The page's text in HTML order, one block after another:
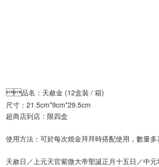
品名：天赦金 (12盒裝 / 箱)
尺寸：21.5cm*9cm*29.5cm
超商店到店：限四盒
使用方法：可於每次燒金拜拜時搭配使用，數量多
天赦日／上元天官紫微大帝聖誕正月十五日／中